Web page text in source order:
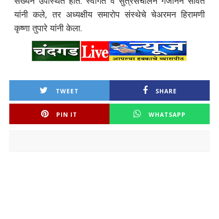
यांनी कले, तर अध्यक्षीय समारोप संस्थेचे चेअरमन हिरामणी
कृष्णा तुपारे यांनी केला.
TWEET SHARE
PIN IT WHATSAPP